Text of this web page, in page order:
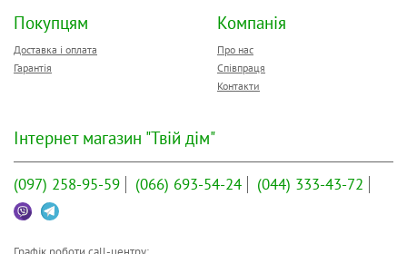
Покупцям
Доставка і оплата
Гарантія
Компанія
Про нас
Співпраця
Контакти
Інтернет магазин "Твій дім"
(097) 258-95-59 (066) 693-54-24 (044) 333-43-72